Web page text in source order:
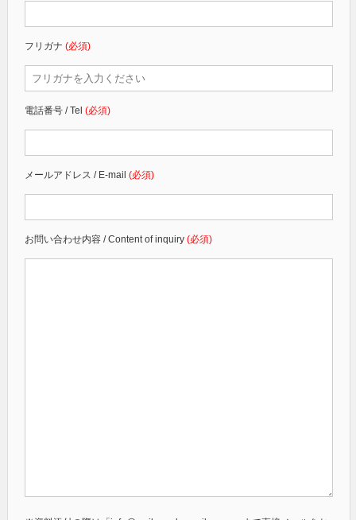
フリガナ (必須)
電話番号 / Tel (必須)
メールアドレス / E-mail (必須)
お問い合わせ内容 / Content of inquiry (必須)